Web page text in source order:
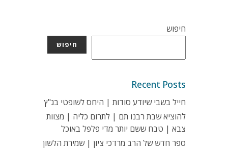
חיפוש
חיפוש
Recent Posts
חייל בשבי שיודע סודות | היחס לשופטי בג"ץ
להוציא שבת רבנו תם | לתרום כליה | מצוות
צבא | טבח ששם יותר מדי פלפל באוכל
ספר חדש של הרב מרדכי ציון | שמירת הלשון